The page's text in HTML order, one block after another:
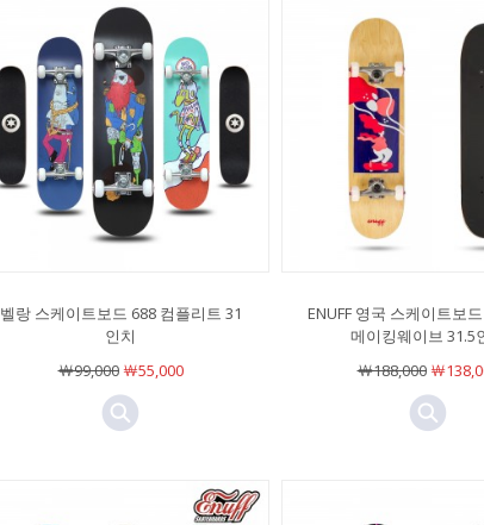
벨랑 스케이트보드 688 컴플리트 31
인치
￦99,000￦55,000
ENUFF 영국 스케이트보
메이킹웨이브 31.5
￦188,000￦